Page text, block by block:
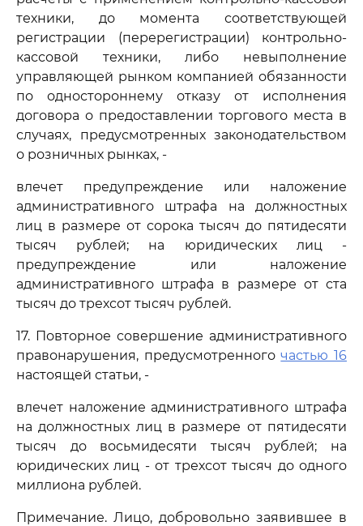
техники, до момента соответствующей
регистрации (перерегистрации) контрольно-
кассовой техники, либо невыполнение
управляющей рынком компанией обязанности
по одностороннему отказу от исполнения
договора о предоставлении торгового места в
случаях, предусмотренных законодательством
о розничных рынках, -
влечет предупреждение или наложение
административного штрафа на должностных
лиц в размере от сорока тысяч до пятидесяти
тысяч рублей; на юридических лиц -
предупреждение или наложение
административного штрафа в размере от ста
тысяч до трехсот тысяч рублей.
17. Повторное совершение административного
правонарушения, предусмотренногочастью 16
настоящей статьи, -
влечет наложение административного штрафа
на должностных лиц в размере от пятидесяти
тысяч до восьмидесяти тысяч рублей; на
юридических лиц - от трехсот тысяч до одного
миллиона рублей.
Примечание. Лицо, добровольно заявившее в